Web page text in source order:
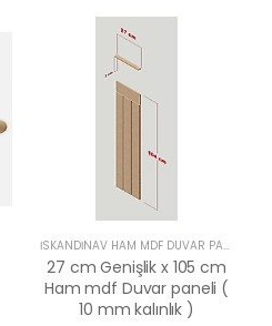
İSKANDİNAV HAM MDF DUVAR PANELLERİ
27 cm Genişlik x 105 cm
Ham mdf Duvar paneli (
10 mm kalınlık )